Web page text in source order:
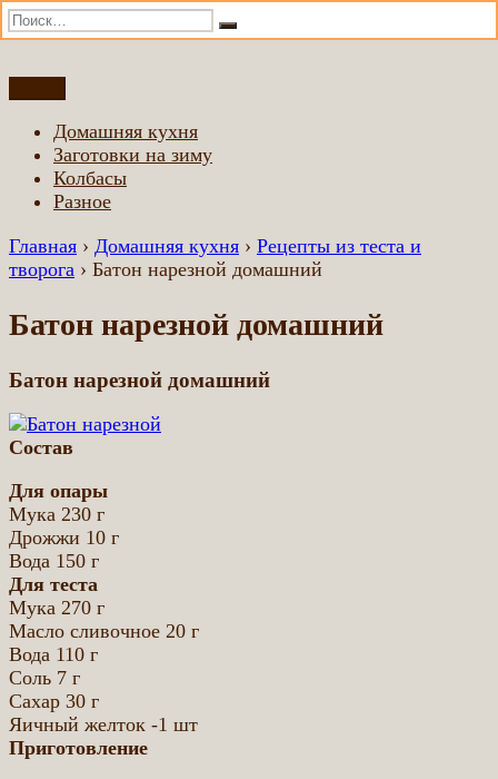
Искать:
Поиск
содержимому
Домашняя еда всем
Еда приготовленная по домашним рецептам
Домашняя кухня
Заготовки на зиму
Колбасы
Разное
Главная › Домашняя кухня › Рецепты из теста и
творога › Батон нарезной домашний
Батон нарезной домашний
Батон нарезной домашний
Состав
Для опары
Мука 230 г
Дрожжи 10 г
Вода 150 г
Для теста
Мука 270 г
Масло сливочное 20 г
Вода 110 г
Соль 7 г
Сахар 30 г
Яичный желток -1 шт
Приготовление